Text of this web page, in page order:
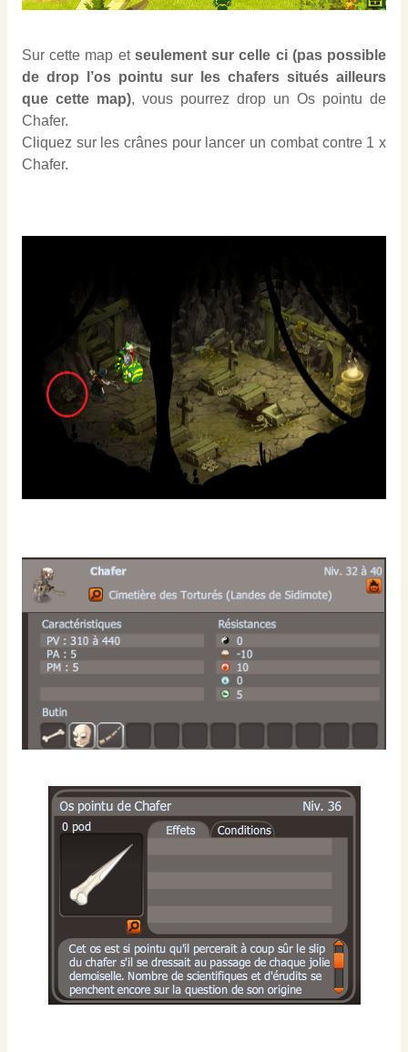
Sur cette map et seulement sur celle ci (pas possible
de drop l’os pointu sur les chafers situés ailleurs
que cette map), vous pourrez drop un Os pointu de
Chafer.
Cliquez sur les crânes pour lancer un combat contre 1 x
Chafer.